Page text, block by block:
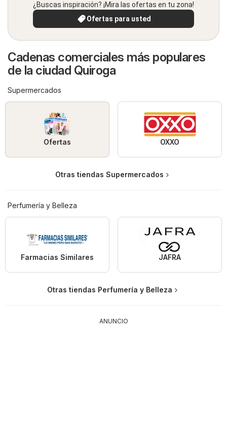
¿Buscas inspiración? ¡Mira las ofertas en tu zona!
Ofertas para usted
Cadenas comerciales más populares
de la ciudad Quiroga
Supermercados
Ofertas OXXO
Otras tiendas Supermercados
Perfumería y Belleza
Farmacias Similares JAFRA
Otras tiendas Perfumería y Belleza
ANUNCIO